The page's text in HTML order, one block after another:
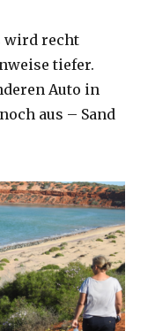
wird recht
tiefer.
Auto in
aus – Sand